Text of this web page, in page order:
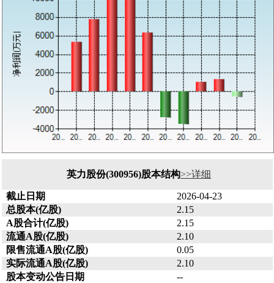
英力股份(300956)股本结构>>详细
截止日期
2026-04-23
总股本(亿股)
2.15
A股合计(亿股)
2.15
流通A股(亿股)
2.10
限售流通A股(亿股)
0.05
实际流通A股(亿股)
2.10
股本变动公告日期
--